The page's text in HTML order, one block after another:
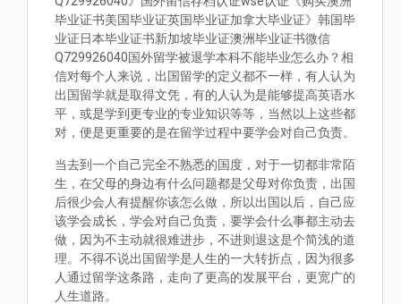
毕业证书美国毕业证英国毕业证加拿大毕业证》韩国毕
业证日本毕业证书新加坡毕业证澳洲毕业证书微信
Q729926040国外留学被退学本科不能毕业怎么办？相
信对每个人来说，出国留学的定义都不一样，有人认为
出国留学就是取得文凭，有的人认为是能够提高英语水
平，或是学到更专业的专业知识等等，当然以上这些都
对，便是更重要的是在留学过程中要学会对自己负责。
当去到一个自己完全不熟悉的国度，对于一切都非常陌
生，在父母的身边有什么问题都是父母对你负责，出国
后很少会人有提醒你该怎么做，所以出国以后，自己应
该学会成长，学会对自己负责，要学会什么事都主动去
做，因为不主动就很难进步，不进则退这是个简浅的道
理。不得不说出国留学是人生的一大转折点，因为很多
人通过留学这条路，走向了更高的发展平台，更宽广的
人生道路。